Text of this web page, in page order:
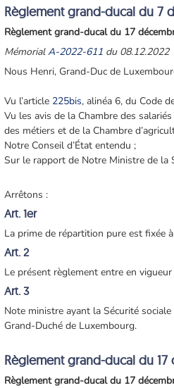
Règlement grand-ducal du 7
Règlement grand-ducal du 17
MémorialA-2022-611 du 08.12.2022
Nous Henri, Grand-Duc de
Vu l’article 225bis, alinéa 6, du Code
Vu les avis de la Chambre des
des métiers et de la Chambre
Notre Conseil d’État entendu ;
Sur le rapport de Notre Ministre de la
Arrêtons :
Art. 1er
La prime de répartition pure est fixée
Art. 2
Le présent règlement entre en
Art. 3
Note ministre ayant la Sécurité
Grand-Duché de Luxembourg.
Règlement grand-ducal du 17
Règlement grand-ducal du 17